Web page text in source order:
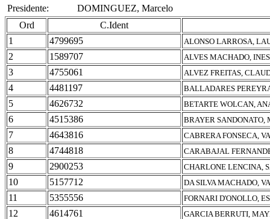
Presidente:
DOMINGUEZ, Marcelo
Ord
C.Ident
1
4799695 ALONSO LARROSA,
2 1589707 ALVES MACHADO,
3 4755061 ALVEZ FREITAS,
4 4481197 BALLADARES
5 4626732 BETARTE WOLCAN,
6 4515386 BRAYER SANDONATO,
7 4643816 CABRERA FONSECA,
8 4744818 CARABAJAL
9 2900253 CHARLONE LENCINA,
10 5157712 DA SILVA MACHADO,
11 5355556 FORNARI D'ONOLLO,
12 4614761 GARCIA BERRUTI,